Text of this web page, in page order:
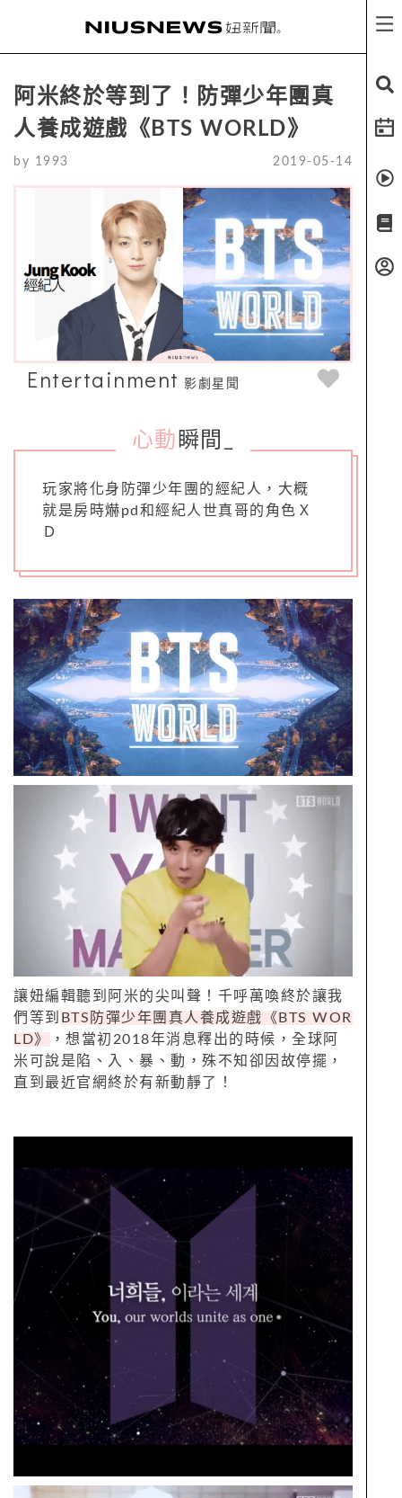
阿米終於等到了！防彈少年團真
人養成遊戲《BTS WORLD》
by 1993 2019-05-14
Entertainment 影劇星聞
心動 瞬間
玩家將化身防彈少年團的經紀人，大概
就是房時爀pd和經紀人世真哥的角色Ｘ
Ｄ
讓妞編輯聽到阿米的尖叫聲！千呼萬喚終於讓我
們等到 BTS 防彈少年團真人養成遊戲《 BTS WOR
LD》 ，想當初 2018年消息釋出的時候，全球阿
米可說是陷、入、暴、動，殊不知卻因故停擺，
直到最近官網終於有新動靜了！